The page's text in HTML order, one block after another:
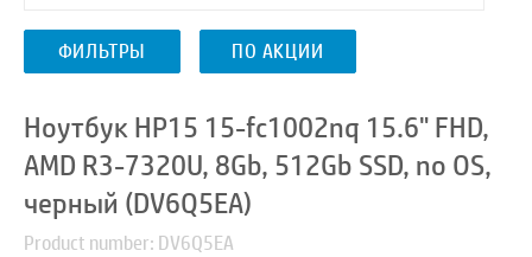
ФИЛЬТРЫ ПО АКЦИИ
Ноутбук HP15 15-fc1002nq 15.6" FHD,
AMD R3-7320U, 8Gb, 512Gb SSD, no OS,
черный (DV6Q5EA)
Product number: DV6Q5EA